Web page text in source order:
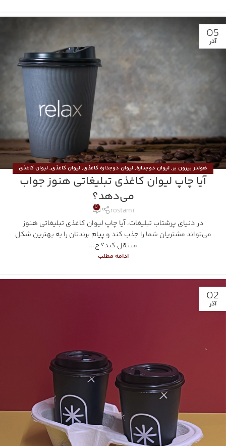
05
آذر
هولدر بیرون بر,لیوان دوجداره,لیوان دوجداره کاغذی,لیوان کاغذی,لیوان کاغذی
تکجداره,لیوان کاغذی دوجداره
آیا چاپ لیوان کاغذی تبلیغاتی هنوز جواب
می‌دهد؟
rostami
0
در دنیای پرشتاب تبلیغات، آیا چاپ لیوان کاغذی تبلیغاتی هنوز
می‌تواند مشتریان شما را جذب کند و پیام برندتان را به بهترین شکل
منتقل کند؟ ج...
ادامه مطلب
02
آذر